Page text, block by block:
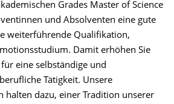
Grades Master of Science
und Absolventen eine gute
weiterführende Qualifikation,
Damit erhöhen Sie
eine selbständige und
Tätigkeit. Unsere
halten dazu, einer Tradition unserer